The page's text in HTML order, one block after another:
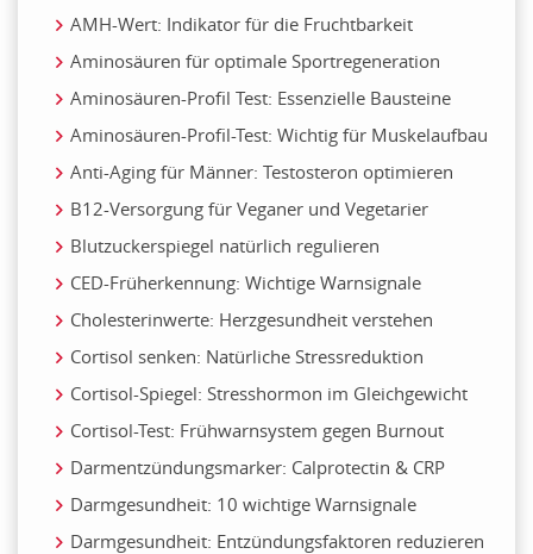
AMH-Wert: Indikator für die Fruchtbarkeit
Aminosäuren für optimale Sportregeneration
Aminosäuren-Profil Test: Essenzielle Bausteine
Aminosäuren-Profil-Test: Wichtig für Muskelaufbau
Anti-Aging für Männer: Testosteron optimieren
B12-Versorgung für Veganer und Vegetarier
Blutzuckerspiegel natürlich regulieren
CED-Früherkennung: Wichtige Warnsignale
Cholesterinwerte: Herzgesundheit verstehen
Cortisol senken: Natürliche Stressreduktion
Cortisol-Spiegel: Stresshormon im Gleichgewicht
Cortisol-Test: Frühwarnsystem gegen Burnout
Darmentzündungsmarker: Calprotectin & CRP
Darmgesundheit: 10 wichtige Warnsignale
Darmgesundheit: Entzündungsfaktoren reduzieren